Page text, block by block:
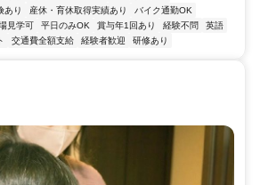
あり 産休・育休取得実績あり
バイク通勤OK
見学可 平日のみOK 賞与年1回あり 経験不問
英語
交通費全額支給 経験者歓迎 研修あり